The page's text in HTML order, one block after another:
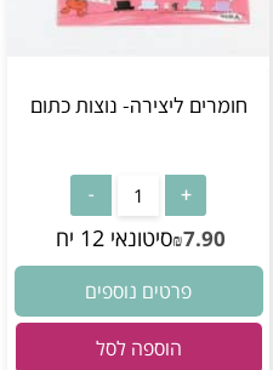
חומרים ליצירה- נוצות כתום
₪7.90 סיטונאי 12 יח
פרטים נוספים
הוספה לסל